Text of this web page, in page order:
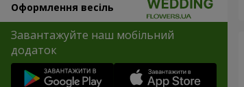
Оформлення весіль
Завантажуйте наш мобільний
додаток